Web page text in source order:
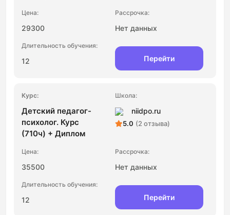
29300 Нет данных
12 Перейти
Детский педагог-
психолог. Курс
(710ч) + Диплом
niidpo.ru
5.0 (2 отзыва)
35500 Нет данных
12 Перейти